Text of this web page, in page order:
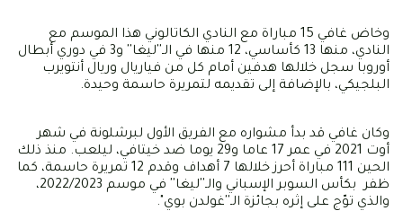
وخاض غافي 15 مباراة مع النادي الكاتالوني هذا الموسم مع
النادي، منها 13 كأساسي، 12 منها في الـ''ليغا'' و3 في دوري أبطال
أوروبا سجل خلالها هدفين أمام كل من فياريال وريال أنتويرب
البلجيكي، بالإضافة إلى تقديمه لتمريرة حاسمة وحيدة.
وكان غافي قد بدأ مشواره مع الفريق الأول لبرشلونة في شهر
أوت 2021 في عمر 17 عاما و29 يوما ضد خيتافي، ليلعب. منذ ذلك
الحين 111 مباراة أحرز خلالها 7 أهداف وقدم 12 تمريرة حاسمة، كما
ظفر بكأس السوبر الإسباني والـ''ليغا'' في موسم 2022/2023،
والذي توّج على إثره بجائزة الـ''غولدن بوي".